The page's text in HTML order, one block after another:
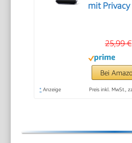
mit Privacy
25,99 €
Bei
* Anzeige Preis inkl. MwSt.,